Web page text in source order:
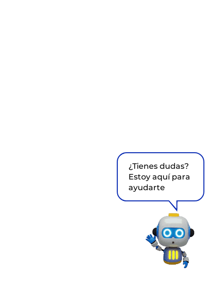
¿Tienes dudas?
Estoy aquí para
ayudarte